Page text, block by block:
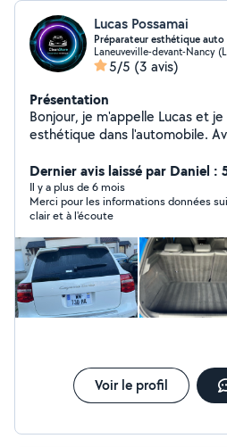
Lucas Possamai
Préparateur esthétique auto
Laneuveville-devant-Nancy
5/5 (3 avis)
Présentation
Bonjour, je m'appelle Lucas et
esthétique dans l'automobile.
comme extérieur, alors n'hésite
Dernier avis laissé par Daniel :
Il y a plus de 6 mois
Merci pour les informations données suite
clair et à l'écoute
Voir le profil